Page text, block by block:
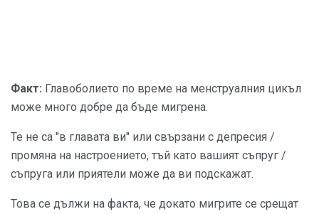
Факт: Главоболието по време на менструалния цикъл
може много добре да бъде мигрена.
Те не са "в главата ви" или свързани с депресия /
промяна на настроението, тъй като вашият съпруг /
съпруга или приятели може да ви подскажат.
Това се дължи на факта, че докато мигрите се срещат